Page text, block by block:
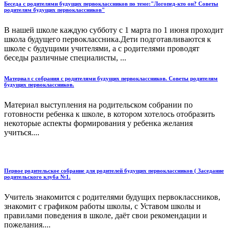
Беседа с родителями будущих первоклассников по теме:"Логопед-кто он? Советы
родителям будущих первоклассников"
В нашей школе каждую субботу с 1 марта по 1 июня проходит
школа будущего первоклассника.Дети подготавливаются к
школе с будущими учителями, а с родителями проводят
беседы различные специалисты, ...
Материал с собрания с родителями будущих первоклассников. Советы родителям
будущих первоклассников.
Материал выступления на родительском собрании по
готовности ребенка к школе, в котором хотелось отобразить
некоторые аспекты формирования у ребенка желания
учиться....
Первое родительское собрание для родителей будущих первоклассников ( Заседание
родительского клуба №1.
Учитель знакомится с родителями будущих первоклассников,
знакомит с графиком работы школы, с Уставом школы и
правилами поведения в школе, даёт свои рекомендации и
пожелания....